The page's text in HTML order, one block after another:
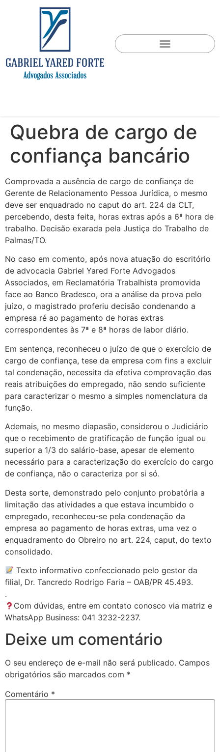
Quebra de cargo de
confiança bancário
Comprovada a ausência de cargo de confiança de
Gerente de Relacionamento Pessoa Jurídica, o mesmo
deve ser enquadrado no caput do art. 224 da CLT,
percebendo, desta feita, horas extras após a 6ª hora de
trabalho. Decisão exarada pela Justiça do Trabalho de
Palmas/TO.
No caso em comento, após nova atuação do escritório
de advocacia Gabriel Yared Forte Advogados
Associados, em Reclamatória Trabalhista promovida
face ao Banco Bradesco, ora a análise da prova pelo
juízo, o magistrado proferiu decisão condenando a
empresa ré ao pagamento de horas extras
correspondentes às 7ª e 8ª horas de labor diário.
Em sentença, reconheceu o juízo de que o exercício de
cargo de confiança, tese da empresa com fins a excluir
tal condenação, necessita da efetiva comprovação das
reais atribuições do empregado, não sendo suficiente
para caracterizar o mesmo a simples nomenclatura da
função.
Ademais, no mesmo diapasão, considerou o Judiciário
que o recebimento de gratificação de função igual ou
superior a 1/3 do salário-base, apesar de elemento
necessário para a caracterização do exercício do cargo
de confiança, não o caracteriza por si só.
Desta sorte, demonstrado pelo conjunto probatória a
limitação das atividades a que estava incumbido o
empregado, reconheceu-se pela condenação da
empresa ao pagamento de horas extras, uma vez o
enquadramento do Obreiro no art. 224, caput, do texto
consolidado.
Texto informativo confeccionado pelo gestor da
filial, Dr. Tancredo Rodrigo Faria – OAB/PR 45.493.
.
Com dúvidas, entre em contato conosco via matriz e
WhatsApp Business: 041 3232-2237.
Deixe um comentário
O seu endereço de e-mail não será publicado. Campos
obrigatórios são marcados com *
Comentário *